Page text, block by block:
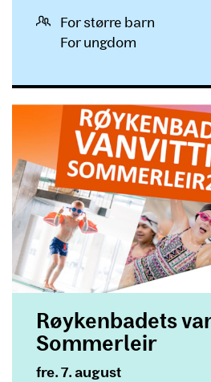
For større barn
For ungdom
Røykenbadets
Sommerleir
fre. 7. august